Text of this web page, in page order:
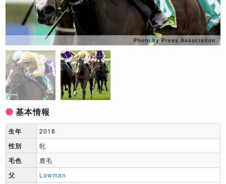
Photo by Press Association
基本情報
生年 2018
性別 牝
毛色 鹿毛
父 Lawman